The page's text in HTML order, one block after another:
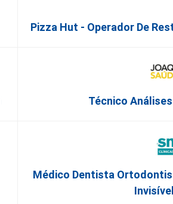
Pizza Hut - Operador De
Técnico
Médico Dentista